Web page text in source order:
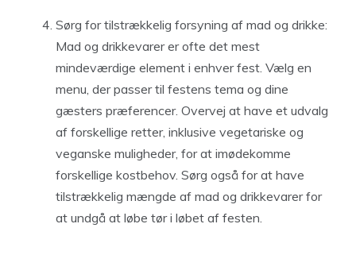
Sørg for tilstrækkelig forsyning af mad og drikke:
Mad og drikkevarer er ofte det mest
mindeværdige element i enhver fest. Vælg en
menu, der passer til festens tema og dine
gæsters præferencer. Overvej at have et udvalg
af forskellige retter, inklusive vegetariske og
veganske muligheder, for at imødekomme
forskellige kostbehov. Sørg også for at have
tilstrækkelig mængde af mad og drikkevarer for
at undgå at løbe tør i løbet af festen.